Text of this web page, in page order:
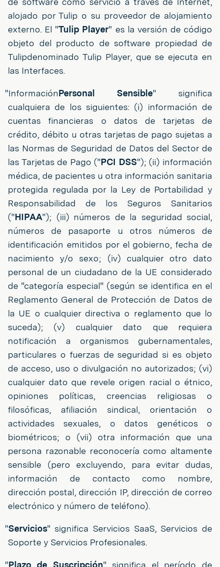
alojado por Tulip o su proveedor de alojamiento
externo. El "Tulip Player" es la versión de código
objeto del producto de software propiedad de
Tulipdenominado Tulip Player, que se ejecuta en
las Interfaces.
"InformaciónPersonal Sensible" significa
cualquiera de los siguientes: (i) información de
cuentas financieras o datos de tarjetas de
crédito, débito u otras tarjetas de pago sujetas a
las Normas de Seguridad de Datos del Sector de
las Tarjetas de Pago ("PCI DSS"); (ii) información
médica, de pacientes u otra información sanitaria
protegida regulada por la Ley de Portabilidad y
Responsabilidad de los Seguros Sanitarios
("HIPAA"); (iii) números de la seguridad social,
números de pasaporte u otros números de
identificación emitidos por el gobierno, fecha de
nacimiento y/o sexo; (iv) cualquier otro dato
personal de un ciudadano de la UE considerado
de "categoría especial" (según se identifica en el
Reglamento General de Protección de Datos de
la UE o cualquier directiva o reglamento que lo
suceda); (v) cualquier dato que requiera
notificación a organismos gubernamentales,
particulares o fuerzas de seguridad si es objeto
de acceso, uso o divulgación no autorizados; (vi)
cualquier dato que revele origen racial o étnico,
opiniones políticas, creencias religiosas o
filosóficas, afiliación sindical, orientación o
actividades sexuales, o datos genéticos o
biométricos; o (vii) otra información que una
persona razonable reconocería como altamente
sensible (pero excluyendo, para evitar dudas,
información de contacto como nombre,
dirección postal, dirección IP, dirección de correo
electrónico y número de teléfono).
"Servicios" significa Servicios SaaS, Servicios de
Soporte y Servicios Profesionales.
"Plazo de Suscripción" significa el período de